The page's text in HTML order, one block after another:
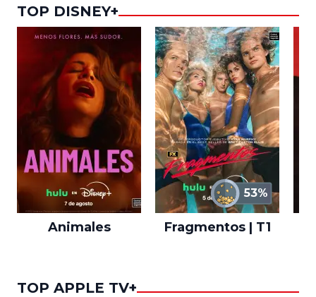
TOP DISNEY+
Animales
53%
Fragmentos | T1
TOP APPLE TV+